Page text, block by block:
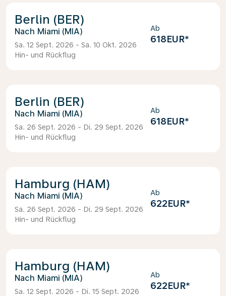
Berlin (BER)
Miami (MIA)
Sa. 12 Sept. 2026 - Sa. 10 Okt. 2026
Hin- und Rückflug
Ab
618EUR*
Berlin (BER)
Miami (MIA)
Sa. 26 Sept. 2026 - Di. 29 Sept. 2026
Hin- und Rückflug
Ab
618EUR*
Hamburg (HAM)
Miami (MIA)
Sa. 26 Sept. 2026 - Di. 29 Sept. 2026
Hin- und Rückflug
Ab
622EUR*
Hamburg (HAM)
Miami (MIA)
Sa. 12 Sept. 2026 - Di. 15 Sept. 2026
Ab
622EUR*